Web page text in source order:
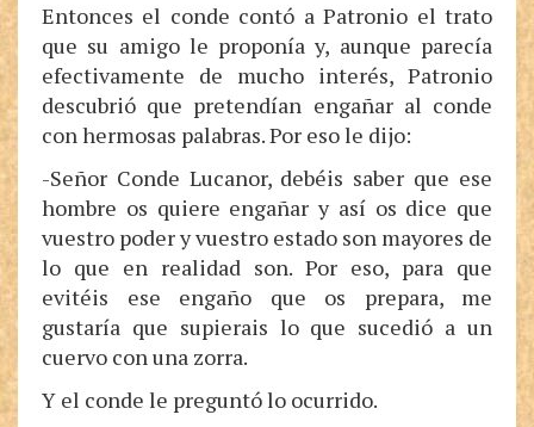
Entonces el conde contó a Patronio el trato
que su amigo le proponía y, aunque parecía
efectivamente de mucho interés, Patronio
descubrió que pretendían engañar al conde
con hermosas palabras. Por eso le dijo:
-Señor Conde Lucanor, debéis saber que ese
hombre os quiere engañar y así os dice que
vuestro poder y vuestro estado son mayores de
lo que en realidad son. Por eso, para que
evitéis ese engaño que os prepara, me
gustaría que supierais lo que sucedió a un
cuervo con una zorra.
Y el conde le preguntó lo ocurrido.